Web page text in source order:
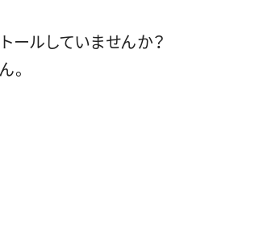
ールしていませんか？
。